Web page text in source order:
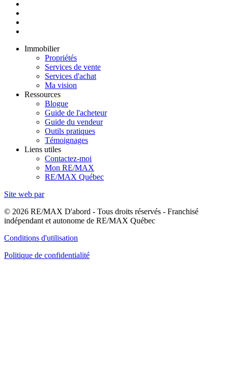
Immobilier
Propriétés
Services de vente
Services d'achat
Ma vision
Ressources
Blogue
Guide de l'acheteur
Guide du vendeur
Outils pratiques
Témoignages
Liens utiles
Contactez-moi
Mon RE/MAX
RE/MAX Québec
Site web par
© 2026 RE/MAX D'abord - Tous droits réservés - Franchisé
indépendant et autonome de RE/MAX Québec
Conditions d'utilisation
Politique de confidentialité